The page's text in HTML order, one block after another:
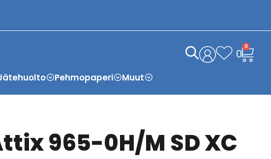
0
0
Pehmopaperi Muut
965-0H/M SD XC